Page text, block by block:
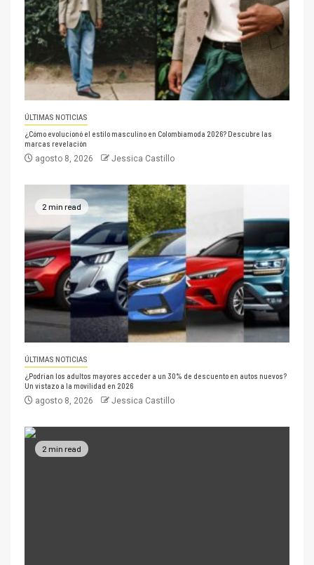
ÚLTIMAS NOTICIAS
¿Cómo evolucionó el estilo masculino en Colombiamoda 2026? Descubre las
marcas revelación
agosto 8, 2026 Jessica Castillo
2 min read
ÚLTIMAS NOTICIAS
¿Podrían los adultos mayores acceder a un 30% de descuento en autos nuevos?
Un vistazo a la movilidad en 2026
agosto 8, 2026 Jessica Castillo
2 min read